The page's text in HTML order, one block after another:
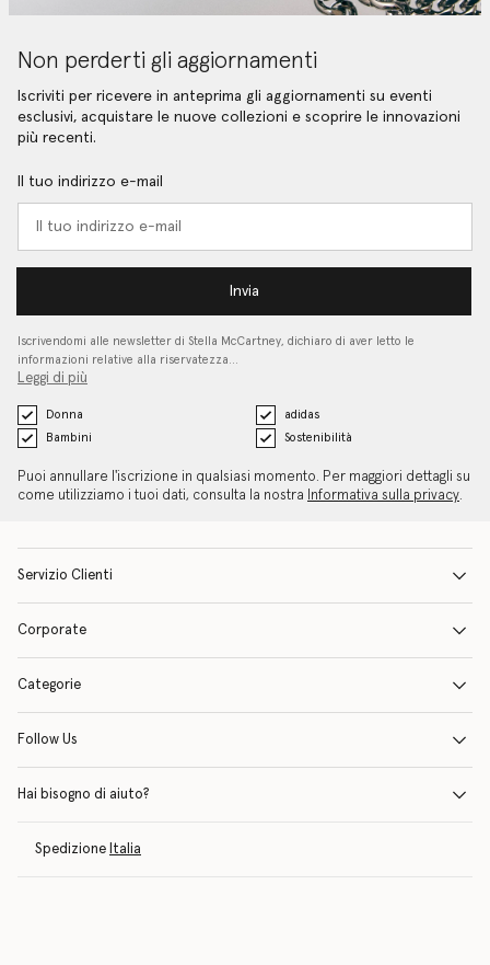
Non perderti gli aggiornamenti
Iscriviti per ricevere in anteprima gli aggiornamenti su eventi
esclusivi, acquistare le nuove collezioni e scoprire le innovazioni
più recenti.
Il tuo indirizzo e-mail
Invia
Iscrivendomi alle newsletter di Stella McCartney, dichiaro di aver letto le
informazioni relative alla riservatezza…
Leggi di più
Donna
adidas
Bambini
Sostenibilità
Puoi annullare l'iscrizione in qualsiasi momento. Per maggiori dettagli su
come utilizziamo i tuoi dati, consulta la nostra
Informativa sulla privacy.
Servizio Clienti
Corporate
Categorie
Follow Us
Hai bisogno di aiuto?
Spedizione Italia